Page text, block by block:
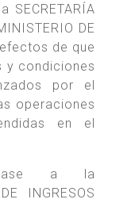
SECRETARÍA
DE
efectos de que
y condiciones
por el
operaciones
en el
a la
INGRESOS